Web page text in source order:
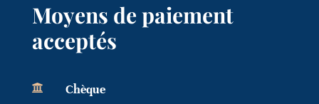
Moyens de paiement
acceptés
 Chèque